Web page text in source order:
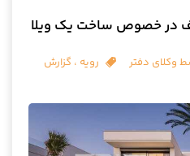
در خصوص ساخت یک ویلا
وکلای دفتر رویه ، گزارش